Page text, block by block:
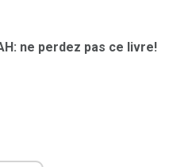
ne perdez pas ce livre!